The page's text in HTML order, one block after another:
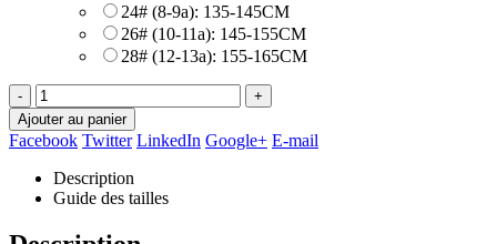
24# (8-9a): 135-145CM
26# (10-11a): 145-155CM
28# (12-13a): 155-165CM
-
+
Ajouter au panier
Facebook Twitter LinkedIn Google+ E-mail
Description
Guide des tailles